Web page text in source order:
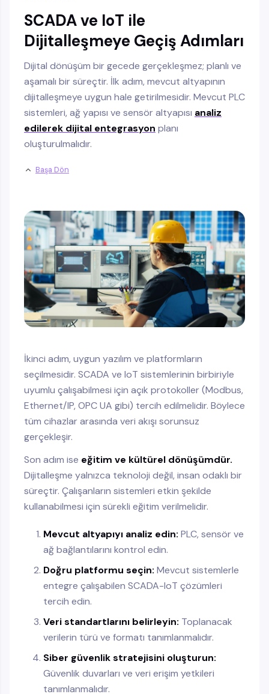
SCADA ve IoT ile
Dijitalleşmeye Geçiş Adımları
Dijital dönüşüm bir gecede gerçekleşmez; planlı ve
aşamalı bir süreçtir. İlk adım, mevcut altyapının
dijitalleşmeye uygun hale getirilmesidir. Mevcut PLC
sistemleri, ağ yapısı ve sensör altyapısı analiz
edilerek dijital entegrasyon planı
oluşturulmalıdır.
Başa Dön
İkinci adım, uygun yazılım ve platformların
seçilmesidir. SCADA ve IoT sistemlerinin birbiriyle
uyumlu çalışabilmesi için açık protokoller (Modbus,
Ethernet/IP, OPC UA gibi) tercih edilmelidir. Böylece
tüm cihazlar arasında veri akışı sorunsuz
gerçekleşir.
Son adım ise eğitim ve kültürel dönüşümdür.
Dijitalleşme yalnızca teknoloji değil, insan odaklı bir
süreçtir. Çalışanların sistemleri etkin şekilde
kullanabilmesi için sürekli eğitim verilmelidir.
Mevcut altyapıyı analiz edin: PLC, sensör ve
ağ bağlantılarını kontrol edin.
Doğru platformu seçin: Mevcut sistemlerle
entegre çalışabilen SCADA-IoT çözümleri
tercih edin.
Veri standartlarını belirleyin: Toplanacak
verilerin türü ve formatı tanımlanmalıdır.
Siber güvenlik stratejisini oluşturun:
Güvenlik duvarları ve veri erişim yetkileri
tanımlanmalıdır.